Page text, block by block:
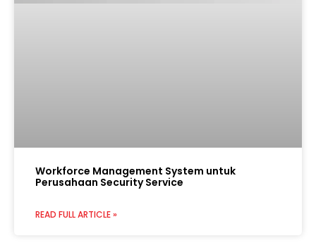
Workforce Management System untuk
Perusahaan Security Service
READ FULL ARTICLE »